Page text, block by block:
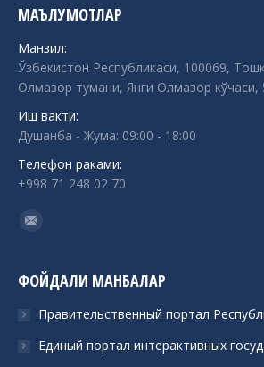
МАЪЛУМОТЛАР
Манзил:
Ўзбекистон Республикаси, 100069,
Олмазор тумани, Янги Олмазор кўчаси,
Иш вакти:
Душанба - Жума: 09:00 - 18:00
Телефон раками:
+998 71 248 02 70
Find us on:
Mail
ФОЙДАЛИ МАНБАЛАР
Правительственный портал
Единый портал интерактивных